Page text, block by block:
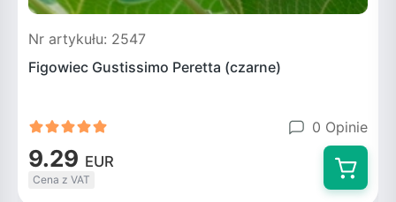
Nr artykułu: 2547
Figowiec Gustissimo Peretta (czarne)
0 Opinie
9.29 EUR
Cena z VAT